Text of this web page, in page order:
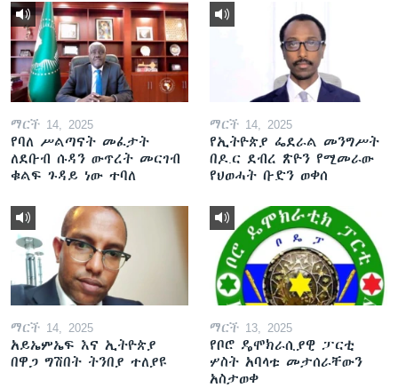
ማርች 14, 2025
የባለ ሥልጣናት መፈታት
ለደቡብ ሱዳን ውጥረት መርገብ
ቁልፍ ጉዳይ ነው ተባለ
ማርች 14, 2025
የኢትዮጵያ ፌደራል መንግሥት
በዶ.ር ደብረ ጽዮን የሚመራው
የህወሓት ቡድን ወቀሰ
ማርች 14, 2025
አይኤምኤፍ እና ኢትዮጵያ
በዋጋ ግሽበት ትንበያ ተለያዩ
ማርች 13, 2025
የቦሮ ዴሞክራሲያዊ ፓርቲ
ሦስት አባላቱ መታሰራቸውን
አስታወቀ